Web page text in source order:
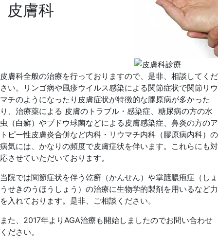
皮膚科
皮膚科全般の治療を行っておりますので、是非、相談してくだ
さい。リンゴ病や風疹ウイルス感染による関節症状で関節リウ
マチのようになったり皮膚症状が特徴的な膠原病が多かった
り、治療薬による 皮膚のトラブル・感染症、糖尿病の方の水
虫（白癬）やブドウ球菌などによる皮膚感染症、鼻炎の方のア
トピー性皮膚炎合併など内科・リウマチ内科（膠原病内科）の
病気には、かなりの頻度で皮膚症状を伴います。これらにも対
応させていただいております。
当院では関節症状を伴う乾癬（かんせん）や掌蹠膿疱症（しょ
うせきのうほうしょう）の治療に生物学的製剤を用いるなど力
を入れております。是非、ご相談ください。
また、2017年よりAGA治療も開始しましたのでお問い合わせ
ください。